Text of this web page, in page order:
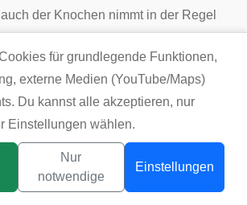
für grundlegende Funktionen,
externe Medien (YouTube/Maps)
Du kannst alle akzeptieren, nur
Einstellungen wählen.
Nur
notwendige
Einstellungen
der Knochen nimmt in der Regel
nicht auf. So besteht die Gefahr,
in Gefäßen und Weichteilen absetzt.
alsPhosphatbinder, kann
Verkalkung beitragen. Eine über zwei
Studie aus dem Jahr 2004 zeigte eine
zwischen der Einnahme von
voranschreitender Arterienverkalkung
[32]